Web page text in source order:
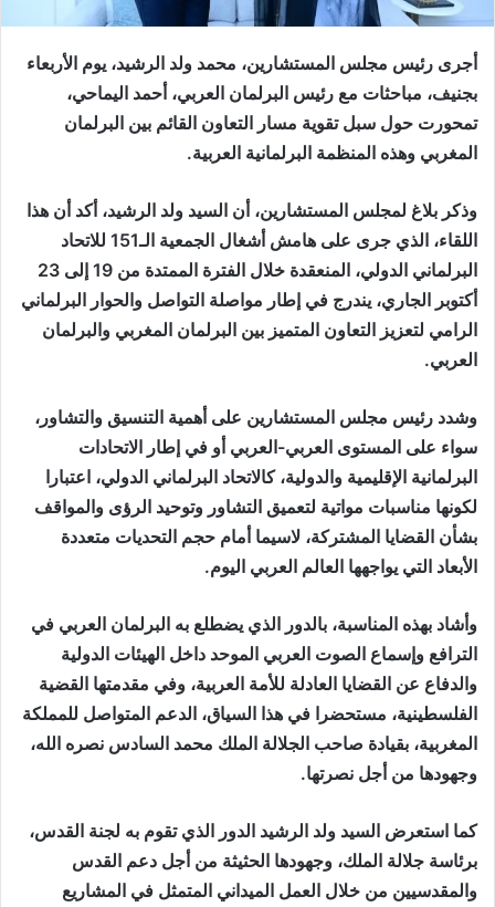
أجرى رئيس مجلس المستشارين، محمد ولد الرشيد، يوم الأربعاء
بجنيف، مباحثات مع رئيس البرلمان العربي، أحمد اليماحي،
تمحورت حول سبل تقوية مسار التعاون القائم بين البرلمان
المغربي وهذه المنظمة البرلمانية العربية.
وذكر بلاغ لمجلس المستشارين، أن السيد ولد الرشيد، أكد أن هذا
اللقاء، الذي جرى على هامش أشغال الجمعية الـ151 للاتحاد
البرلماني الدولي، المنعقدة خلال الفترة الممتدة من 19 إلى 23
أكتوبر الجاري، يندرج في إطار مواصلة التواصل والحوار البرلماني
الرامي لتعزيز التعاون المتميز بين البرلمان المغربي والبرلمان
العربي.
وشدد رئيس مجلس المستشارين على أهمية التنسيق والتشاور،
سواء على المستوى العربي-العربي أو في إطار الاتحادات
البرلمانية الإقليمية والدولية، كالاتحاد البرلماني الدولي، اعتبارا
لكونها مناسبات مواتية لتعميق التشاور وتوحيد الرؤى والمواقف
بشأن القضايا المشتركة، لاسيما أمام حجم التحديات متعددة
الأبعاد التي يواجهها العالم العربي اليوم.
وأشاد بهذه المناسبة، بالدور الذي يضطلع به البرلمان العربي في
الترافع وإسماع الصوت العربي الموحد داخل الهيئات الدولية
والدفاع عن القضايا العادلة للأمة العربية، وفي مقدمتها القضية
الفلسطينية، مستحضرا في هذا السياق، الدعم المتواصل للمملكة
المغربية، بقيادة صاحب الجلالة الملك محمد السادس نصره الله،
وجهودها من أجل نصرتها.
كما استعرض السيد ولد الرشيد الدور الذي تقوم به لجنة القدس،
برئاسة جلالة الملك، وجهودها الحثيثة من أجل دعم القدس
والمقدسيين من خلال العمل الميداني المتمثل في المشاريع